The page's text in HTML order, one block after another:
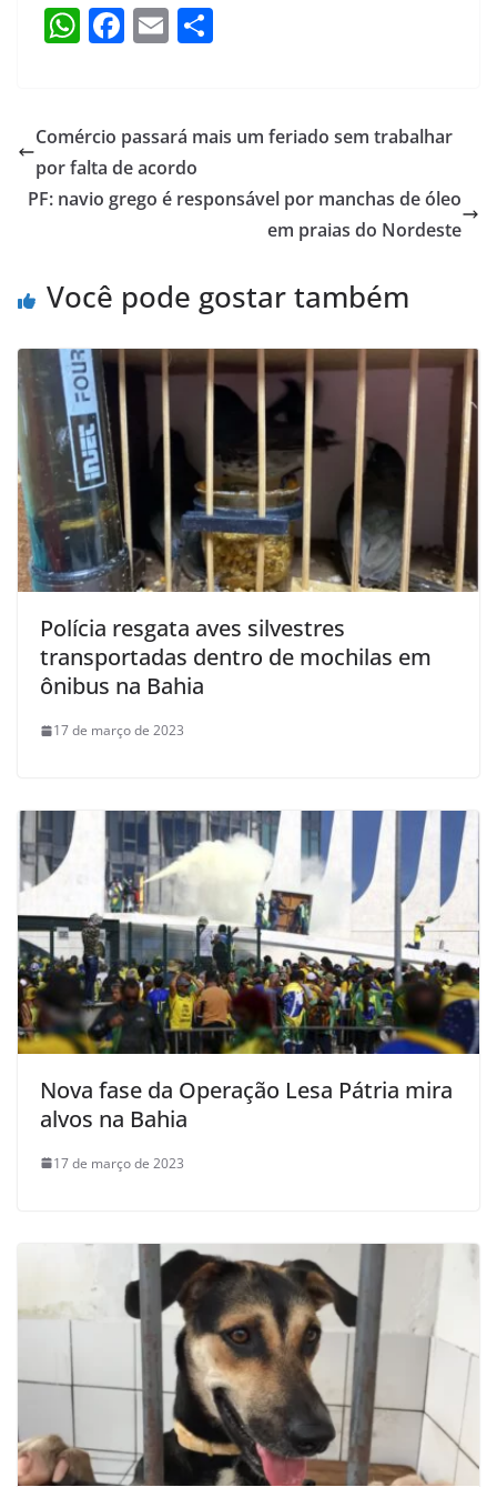
W
s
A
p
F
e
b
o
E
l e
Comércio passará mais um feriado sem trabalhar
por falta de acordo
PF: navio grego é responsável por manchas de óleo
em praias do Nordeste
Você pode gostar também
Polícia resgata aves silvestres
transportadas dentro de mochilas em
ônibus na Bahia
17 de março de 2023
Nova fase da Operação Lesa Pátria mira
alvos na Bahia
17 de março de 2023